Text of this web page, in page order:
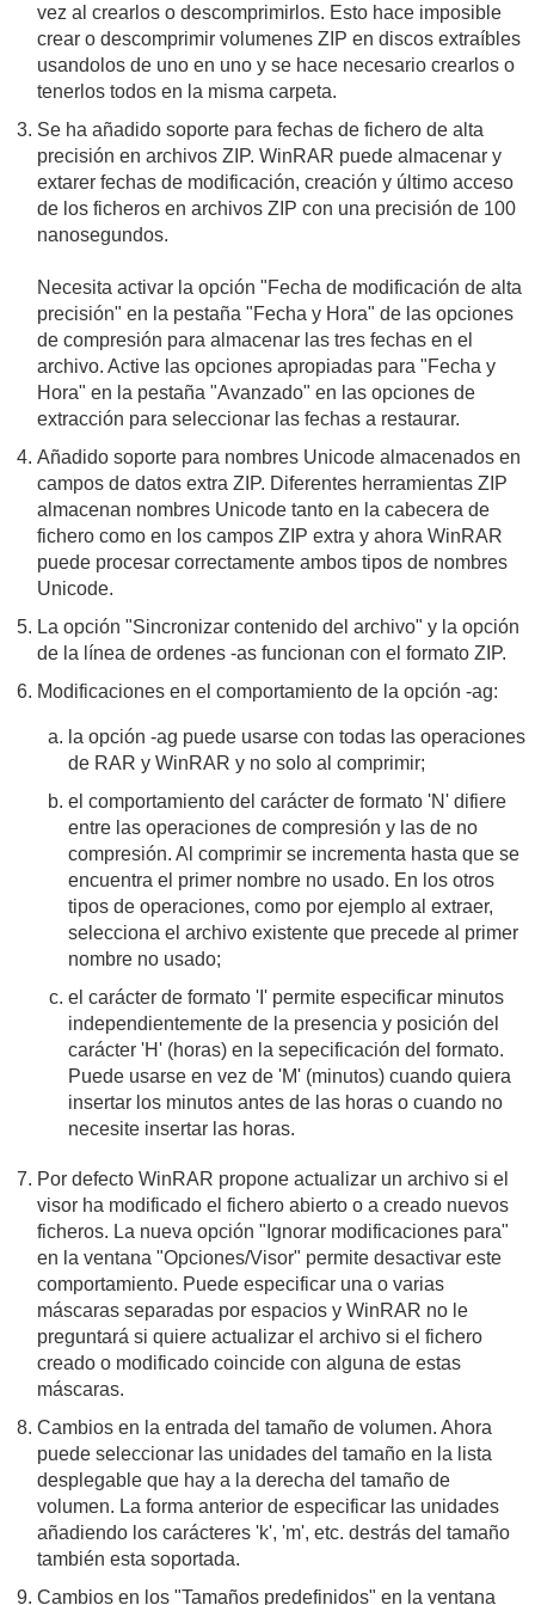
vez al crearlos o descomprimirlos. Esto hace imposible
crear o descomprimir volumenes ZIP en discos extraíbles
usandolos de uno en uno y se hace necesario crearlos o
tenerlos todos en la misma carpeta.
Se ha añadido soporte para fechas de fichero de alta
precisión en archivos ZIP. WinRAR puede almacenar y
extarer fechas de modificación, creación y último acceso
de los ficheros en archivos ZIP con una precisión de 100
nanosegundos.
Necesita activar la opción "Fecha de modificación de alta
precisión" en la pestaña "Fecha y Hora" de las opciones
de compresión para almacenar las tres fechas en el
archivo. Active las opciones apropiadas para "Fecha y
Hora" en la pestaña "Avanzado" en las opciones de
extracción para seleccionar las fechas a restaurar.
Añadido soporte para nombres Unicode almacenados en
campos de datos extra ZIP. Diferentes herramientas ZIP
almacenan nombres Unicode tanto en la cabecera de
fichero como en los campos ZIP extra y ahora WinRAR
puede procesar correctamente ambos tipos de nombres
Unicode.
La opción "Sincronizar contenido del archivo" y la opción
de la línea de ordenes -as funcionan con el formato ZIP.
Modificaciones en el comportamiento de la opción -ag:
la opción -ag puede usarse con todas las operaciones
de RAR y WinRAR y no solo al comprimir;
el comportamiento del carácter de formato 'N' difiere
entre las operaciones de compresión y las de no
compresión. Al comprimir se incrementa hasta que se
encuentra el primer nombre no usado. En los otros
tipos de operaciones, como por ejemplo al extraer,
selecciona el archivo existente que precede al primer
nombre no usado;
el carácter de formato 'I' permite especificar minutos
independientemente de la presencia y posición del
carácter 'H' (horas) en la sepecificación del formato.
Puede usarse en vez de 'M' (minutos) cuando quiera
insertar los minutos antes de las horas o cuando no
necesite insertar las horas.
Por defecto WinRAR propone actualizar un archivo si el
visor ha modificado el fichero abierto o a creado nuevos
ficheros. La nueva opción "Ignorar modificaciones para"
en la ventana "Opciones/Visor" permite desactivar este
comportamiento. Puede especificar una o varias
máscaras separadas por espacios y WinRAR no le
preguntará si quiere actualizar el archivo si el fichero
creado o modificado coincide con alguna de estas
máscaras.
Cambios en la entrada del tamaño de volumen. Ahora
puede seleccionar las unidades del tamaño en la lista
desplegable que hay a la derecha del tamaño de
volumen. La forma anterior de especificar las unidades
añadiendo los carácteres 'k', 'm', etc. destrás del tamaño
también esta soportada.
Cambios en los "Tamaños predefinidos" en la ventana